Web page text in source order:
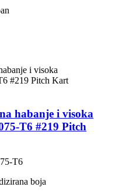
habanje i visoka
T6 #219 Pitch
T6
boja